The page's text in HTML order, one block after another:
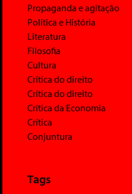
Propaganda e agitação
Política e História
Literatura
Filosofia
Cultura
Crítica do direito
Crítica do direito
Crítica da Economia
Crítica
Conjuntura
Tags